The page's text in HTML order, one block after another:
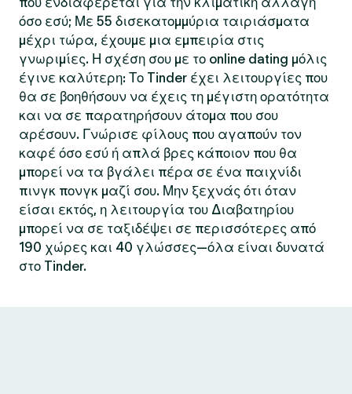
όσο εσύ; Με 55 δισεκατομμύρια ταιριάσματα
μέχρι τώρα, έχουμε μια εμπειρία στις
γνωριμίες. Η σχέση σου με το online dating μόλις
έγινε καλύτερη: Το Tinder έχει λειτουργίες που
θα σε βοηθήσουν να έχεις τη μέγιστη ορατότητα
και να σε παρατηρήσουν άτομα που σου
αρέσουν. Γνώρισε φίλους που αγαπούν τον
καφέ όσο εσύ ή απλά βρες κάποιον που θα
μπορεί να τα βγάλει πέρα σε ένα παιχνίδι
πινγκ πονγκ μαζί σου. Μην ξεχνάς ότι όταν
είσαι εκτός, η λειτουργία του Διαβατηρίου
μπορεί να σε ταξιδέψει σε περισσότερες από
190 χώρες και 40 γλώσσες—όλα είναι δυνατά
στο Tinder.